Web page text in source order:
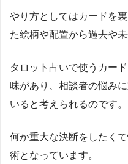
やり方としてはカードを
た絵柄や配置から過去や
タロット占いで使うカー
味があり、相談者の悩み
いると考えられるのです。
何か重大な決断をしたく
術となっています。